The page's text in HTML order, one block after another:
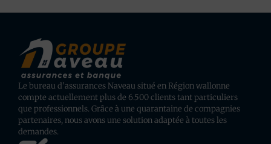
Le bureau d’assurances Naveau situé en Région wallonne
compte actuellement plus de 6.500 clients tant particuliers
que professionnels. Grâce à une quarantaine de compagnies
partenaires, nous avons une solution adaptée à toutes les
demandes.